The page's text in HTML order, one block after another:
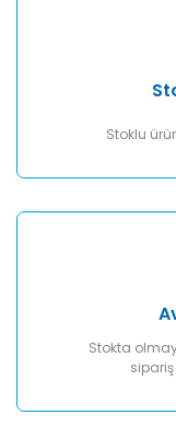
Stoklu
Stokta